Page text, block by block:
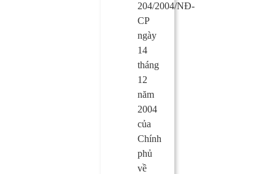
204/2004/NĐ-
CP
ngày
14
tháng
12
năm
2004
của
Chính
phủ
về